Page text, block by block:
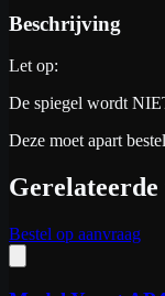
Beschrijving
Let op:
De spiegel wordt
Deze moet apart
Bestel op aanvraag